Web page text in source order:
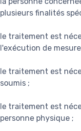
plusieurs finalités
le traitement est
l'exécution de
le traitement est
soumis ;
le traitement est
personne physique ;